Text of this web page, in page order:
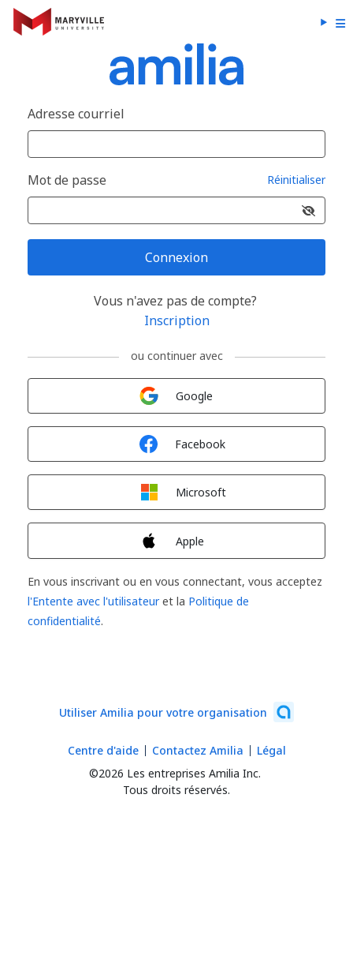
Adresse courriel
Mot de passe Réinitialiser
Connexion
Vous n'avez pas de compte?
Inscription
ou continuer avec
Google
Facebook
Microsoft
Apple
En vous inscrivant ou en vous connectant, vous acceptez
l'Entente avec l'utilisateuret la Politique de
confidentialité.
Utiliser Amilia pour votre organisation
©2026 Les entreprises Amilia Inc.
Tous droits réservés.
Centre d'aide Contactez Amilia Légal